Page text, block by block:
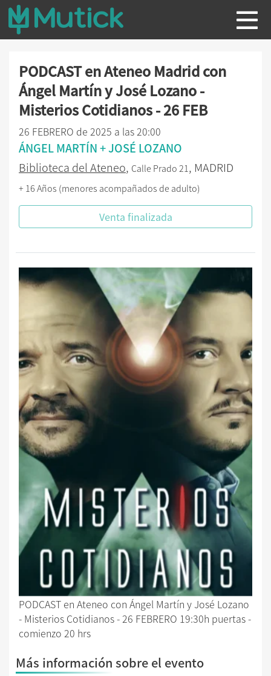
PODCAST en Ateneo Madrid con
Ángel Martín y José Lozano -
Misterios Cotidianos - 26 FEB
26 FEBRERO de 2025 a las 20:00
ÁNGEL MARTÍN + JOSÉ LOZANO
Biblioteca del Ateneo, Calle Prado 21, MADRID
+ 16 Años (menores acompañados de adulto)
Venta finalizada
PODCAST en Ateneo con Ángel Martín y José Lozano
- Misterios Cotidianos - 26 FEBRERO 19:30h puertas -
comienzo 20 hrs
Más información sobre el evento